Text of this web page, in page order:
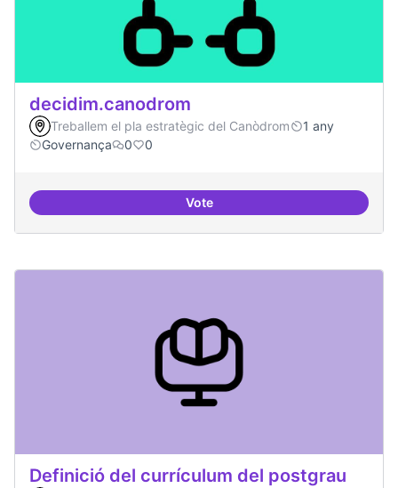
decidim.canodrom
Treballem el pla estratègic del Canòdrom
1 any
Governança
0 0
Votedecidim.canodrom
Definició del currículum del postgrau